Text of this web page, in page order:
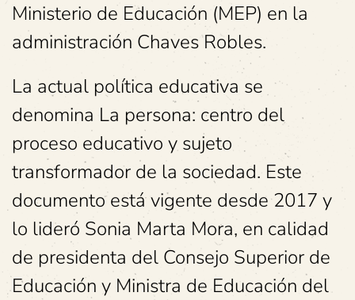
Ministerio de Educación (MEP) en la
administración Chaves Robles.
La actual política educativa se
denomina La persona: centro del
proceso educativo y sujeto
transformador de la sociedad. Este
documento está vigente desde 2017 y
lo lideró Sonia Marta Mora, en calidad
de presidenta del Consejo Superior de
Educación y Ministra de Educación del